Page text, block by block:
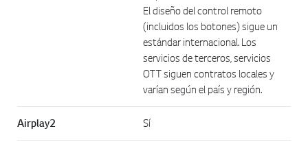
El diseño del control remoto
(incluidos los botones) sigue un
estándar internacional. Los
servicios de terceros, servicios
OTT siguen contratos locales y
varían según el país y región.
Airplay2 Sí